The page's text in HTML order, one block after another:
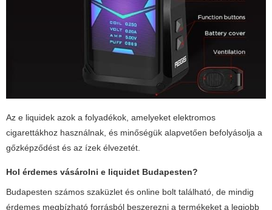
Az e liquidek azok a folyadékok, amelyeket elektromos
cigarettákhoz használnak, és minőségük alapvetően befolyásolja a
gőzképződést és az ízek élvezetét.
Hol érdemes vásárolni e liquidet Budapesten?
Budapesten számos szaküzlet és online bolt található, de mindig
érdemes megbízható forrásból beszerezni a termékeket a legjobb